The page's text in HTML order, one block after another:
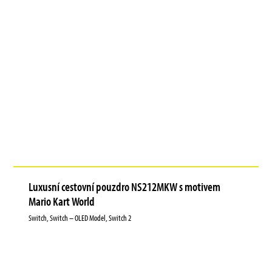
Luxusní cestovní pouzdro NS212MKW s motivem
Mario Kart World
Switch, Switch – OLED Model, Switch 2